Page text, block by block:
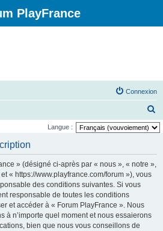
PlayFrance
Connexion
e
Langue :
» (désigné ci-après par « nous », « notre »,
« https://www.playfrance.com/forum »), vous
des conditions suivantes. Si vous
responsable de toutes les conditions
et accéder à « Forum PlayFrance ». Nous
à n’importe quel moment et nous essaierons
bien que nous vous conseillons de